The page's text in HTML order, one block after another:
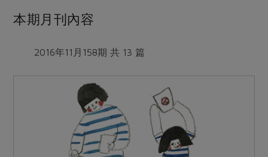
本期月刊內容
2016年11月158期 共 13 篇